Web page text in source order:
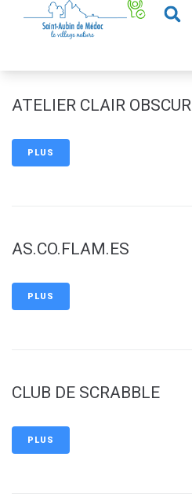
principal
ATELIER CLAIR OBSCUR
PLUS
AS.CO.FLAM.ES
PLUS
CLUB DE SCRABBLE
PLUS